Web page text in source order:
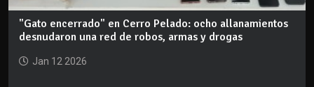
"Gato encerrado" en Cerro Pelado: ocho allanamientos
desnudaron una red de robos, armas y drogas
Jan 12 2026